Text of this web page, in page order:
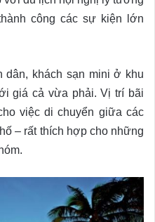
công các sự kiện lớn
dân, khách sạn mini ở khu
giá cả vừa phải. Vị trí bãi
việc di chuyển giữa các
– rất thích hợp cho những